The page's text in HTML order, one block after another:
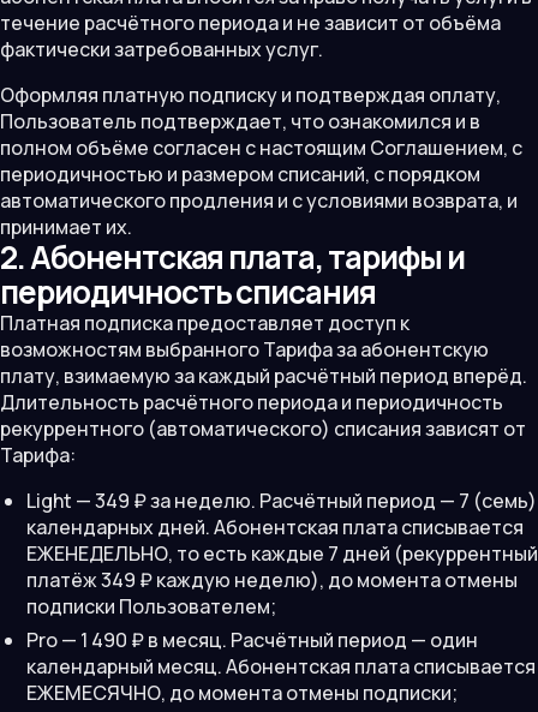
течение расчётного периода и не зависит от объёма
фактически затребованных услуг.
Оформляя платную подписку и подтверждая оплату,
Пользователь подтверждает, что ознакомился и в
полном объёме согласен с настоящим Соглашением, с
периодичностью и размером списаний, с порядком
автоматического продления и с условиями возврата, и
принимает их.
2. Абонентская плата, тарифы и
периодичность списания
Платная подписка предоставляет доступ к
возможностям выбранного Тарифа за абонентскую
плату, взимаемую за каждый расчётный период вперёд.
Длительность расчётного периода и периодичность
рекуррентного (автоматического) списания зависят от
Тарифа:
Light — 349 ₽ за неделю. Расчётный период — 7 (семь)
календарных дней. Абонентская плата списывается
ЕЖЕНЕДЕЛЬНО, то есть каждые 7 дней (рекуррентный
платёж 349 ₽ каждую неделю), до момента отмены
подписки Пользователем;
Pro — 1 490 ₽ в месяц. Расчётный период — один
календарный месяц. Абонентская плата списывается
ЕЖЕМЕСЯЧНО, до момента отмены подписки;